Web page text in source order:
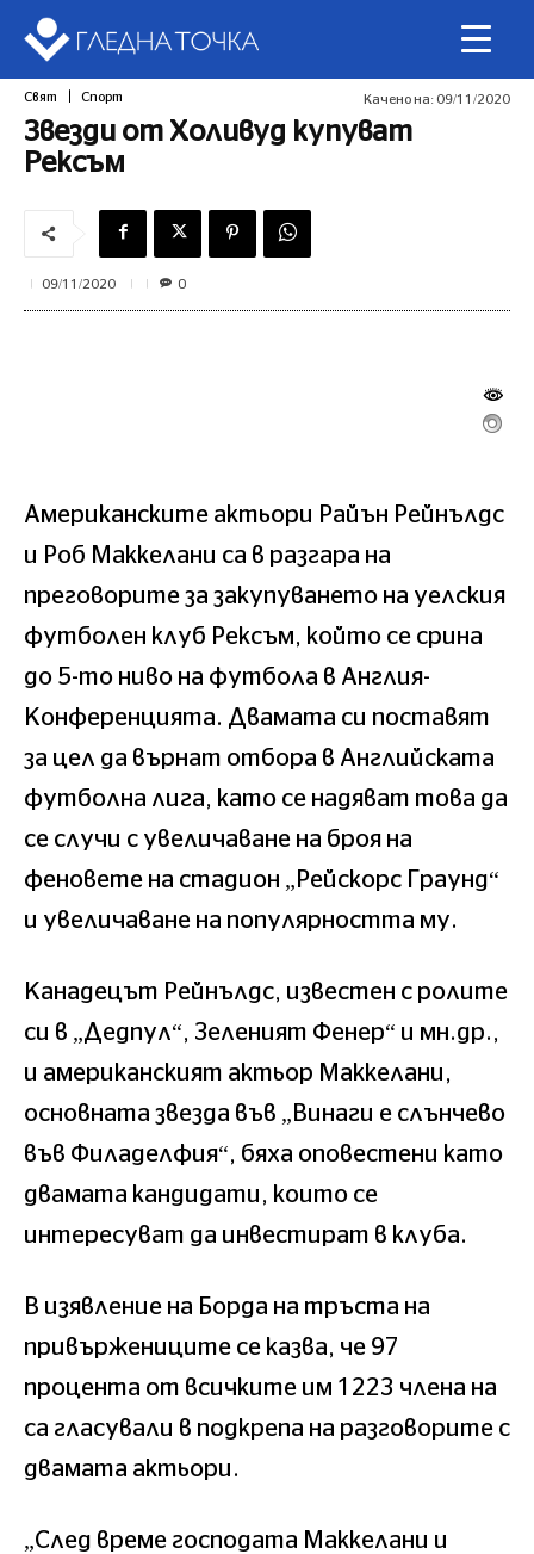
Свят Спорт Качено на:09/11/2020
Звезди от Холивуд купуват
Рексъм
09/11/2020 0
Американските актьори Райън Рейнълдс
и Роб Маккелани са в разгара на
преговорите за закупуването на уелския
футболен клуб Рексъм, който се срина
до 5-то ниво на футбола в Англия-
Конференцията. Двамата си поставят
за цел да върнат отбора в Английската
футболна лига, като се надяват това да
се случи с увеличаване на броя на
феновете на стадион „Рейскорс Граунд“
и увеличаване на популярността му.
Канадецът Рейнълдс, известен с ролите
си в „Дедпул“, Зеленият Фенер“ и мн.др.,
и американският актьор Маккелани,
основната звезда във „Винаги е слънчево
във Филаделфия“, бяха оповестени като
двамата кандидати, които се
интересуват да инвестират в клуба.
В изявление на Борда на тръста на
привържениците се казва, че 97
процента от всичките им 1223 члена на
са гласували в подкрепа на разговорите с
двамата актьори.
„След време господата Маккелани и